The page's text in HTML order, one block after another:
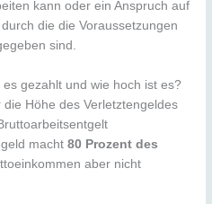
kann oder ein Anspruch auf
die die Voraussetzungen
sind.
gezahlt und wie hoch ist es?
Höhe des Verletztengeldes
macht80 Prozent des
aber nicht